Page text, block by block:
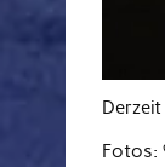
Fotos: